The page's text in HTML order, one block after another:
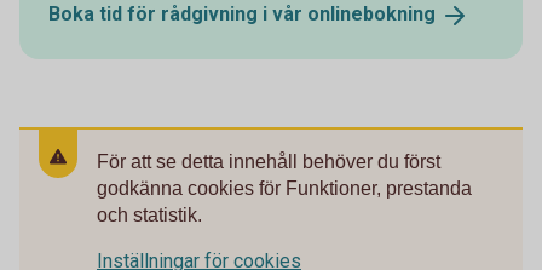
Boka tid för rådgivning i vår onlinebokning
För att se detta innehåll behöver du först
godkänna cookies för Funktioner, prestanda
och statistik.
Inställningar för cookies